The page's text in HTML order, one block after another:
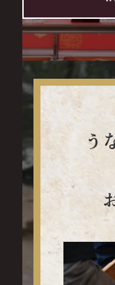
う